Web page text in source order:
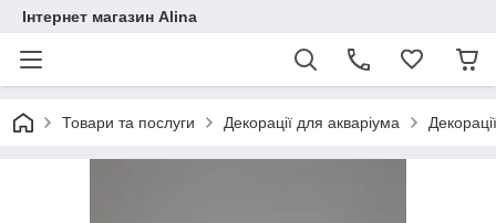
Інтернет магазин Alina
Товари та послуги Декорації для акваріума